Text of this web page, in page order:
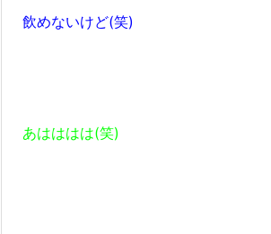
飲めないけど(笑)
あはははは(笑)